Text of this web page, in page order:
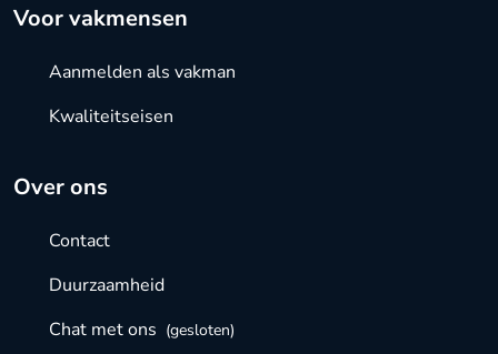
Over ons
Contact
Duurzaamheid
Chat met ons (gesloten)
Voor vakmensen
Aanmelden als vakman
Kwaliteitseisen